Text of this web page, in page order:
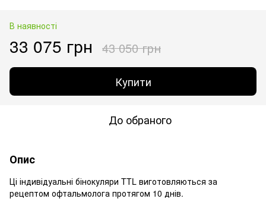
В наявності
33 075 грн 43 050 грн
Купити
До обраного
Опис
Ці індивідуальні бінокуляри TTL виготовляються за
рецептом офтальмолога протягом 10 днів.